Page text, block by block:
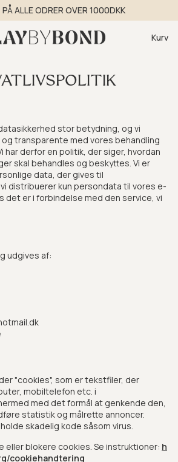
PÅ ALLE ODRER OVER 1000DKK
Kurv
Kurv
stor betydning, og vi
transparente med vores behandling
har derfor en politik, der siger, hvordan
skal behandles og beskyttes. Vi er
data, der gives til
distribuerer kun persondata til vores e-
det er i forbindelse med den service, vi
udgives af:
"cookies", som er tekstfiler, der
mobiltelefon etc. i
med det formål at genkende den,
statistik og målrette annoncer.
skadelig kode såsom virus.
eller blokere cookies. Se instruktioner: h
cookiehandtering